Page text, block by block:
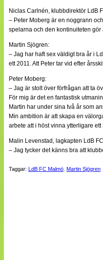
Medlemsbilder
Till klubbkassan
NÄTverket
Om oss
Annonsera
Kontakt
Niclas Carlnén, klubbdirektör LdB
– Peter Moberg är en noggrann
spelarna och den kontinuiteten gör
Martin Sjögren:
– Jag har haft sex väldigt bra år i
ett 2011. Att Peter tar vid efter
Peter Moberg:
– Jag är stolt över förfrågan att ta
För mig är det en fantastisk
Martin har under sina två år som
Min ambition är att skapa en
arbete att i höst vinna ytterligare
Malin Levenstad, lagkapten LdB FC
– Jag tycker det känns bra att
Taggar: LdB FC Malmö Martin Sjögren